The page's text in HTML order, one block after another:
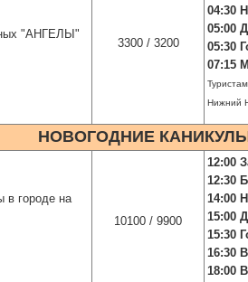
"АНГЕЛЫ"
3300 / 3200
04:30
05:00
05:30
07:15
Нижний
НОВОГОДНИЕ КАНИКУЛЫ
в городе на
10100 / 9900
12:00
12:30
14:00
15:00
15:30
16:30
18:00